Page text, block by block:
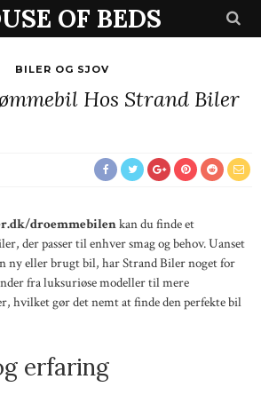
OF BEDS
BILER OG SJOV
Hos Strand Biler
droemmebilenkan du finde et
der passer til enhver smag og behov. Uanset
ny eller brugt bil, har Strand Biler noget for
fra luksuriøse modeller til mere
hvilket gør det nemt at finde den perfekte bil
erfaring